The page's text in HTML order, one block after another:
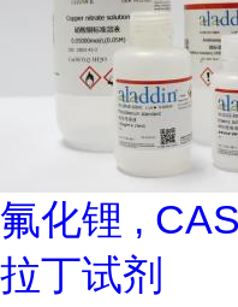
氟化锂 ,
拉丁试剂